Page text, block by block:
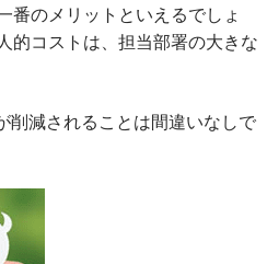
番のメリットといえるでしょ
的コストは、担当部署の大きな
削減されることは間違いなしで